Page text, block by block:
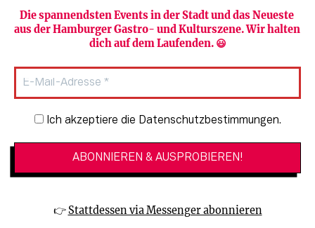
Die spannendsten Events in der Stadt und das Neueste
aus der Hamburger Gastro- und Kulturszene. Wir halten
dich auf dem Laufenden. 😃
Newsletter-Anmeldung
Ich akzeptiere die Datenschutzbestimmungen.
👉 Stattdessen via Messenger abonnieren
Newsletter abonnieren
HAMBURG PUR
🔗 Kinoprogramm
Verlag
Datenschutzbestimmungen